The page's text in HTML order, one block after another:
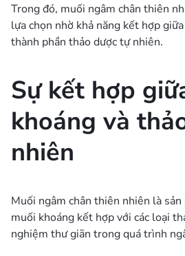
Trong đó, muối ngâm chân thiên
lựa chọn nhờ khả năng kết hợp
thành phần thảo dược tự nhiên.
Sự kết hợp
khoáng và
nhiên
Muối ngâm chân thiên nhiên là
muối khoáng kết hợp với các loại
nghiệm thư giãn trong quá trình